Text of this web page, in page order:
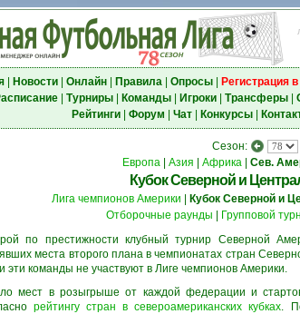
| Новости| Онлайн| Правила| Опросы| Регистрация в
| Турниры| Команды| Игроки| Трансферы|
Рейтинги| Форум Чат| Конкурсы|
Сезон:
Европа| Азия Африка| Сев.
Кубок Северной и
Лига чемпионов Америки Кубок Северной и
Отборочные раунды
Групповой
по престижности клубный турнир Северной
места второго плана в чемпионатах стран
эти команды не участвуют в Лиге чемпионов Америки.
мест в розыгрыше от каждой федерации и
рейтингу стран в североамериканских кубках.